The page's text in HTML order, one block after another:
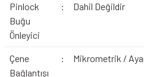
Pinlock
Buğu
Önleyici
: Dahil Değildir
Çene
Bağlantısı
: Mikrometrik /